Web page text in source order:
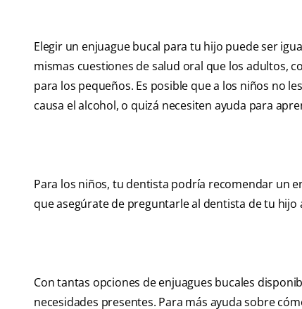
Elegir un enjuague bucal para tu hijo puede ser
mismas cuestiones de salud oral que los adultos,
para los pequeños. Es posible que a los niños no
causa el alcohol, o quizá necesiten ayuda para
Para los niños, tu dentista podría recomendar un
que asegúrate de preguntarle al dentista de tu
Con tantas opciones de enjuagues bucales
necesidades presentes. Para más ayuda sobre